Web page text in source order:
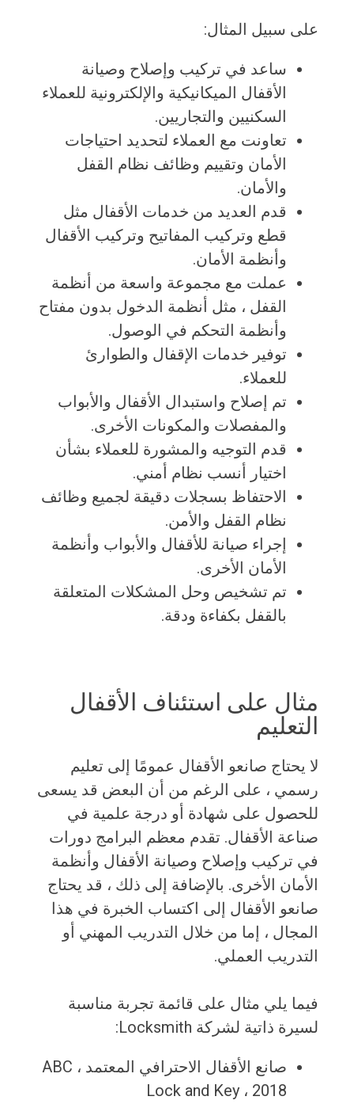
على سبيل المثال:
ساعد في تركيب وإصلاح وصيانة
الأقفال الميكانيكية والإلكترونية للعملاء
السكنيين والتجاريين.
تعاونت مع العملاء لتحديد احتياجات
الأمان وتقييم وظائف نظام القفل
والأمان.
قدم العديد من خدمات الأقفال مثل
قطع وتركيب المفاتيح وتركيب الأقفال
وأنظمة الأمان.
عملت مع مجموعة واسعة من أنظمة
القفل ، مثل أنظمة الدخول بدون مفتاح
وأنظمة التحكم في الوصول.
توفير خدمات الإقفال والطوارئ
للعملاء.
تم إصلاح واستبدال الأقفال والأبواب
والمفصلات والمكونات الأخرى.
قدم التوجيه والمشورة للعملاء بشأن
اختيار أنسب نظام أمني.
الاحتفاظ بسجلات دقيقة لجميع وظائف
نظام القفل والأمن.
إجراء صيانة للأقفال والأبواب وأنظمة
الأمان الأخرى.
تم تشخيص وحل المشكلات المتعلقة
بالقفل بكفاءة ودقة.
مثال على استئناف الأقفال
التعليم
لا يحتاج صانعو الأقفال عمومًا إلى تعليم
رسمي ، على الرغم من أن البعض قد يسعى
للحصول على شهادة أو درجة علمية في
صناعة الأقفال. تقدم معظم البرامج دورات
في تركيب وإصلاح وصيانة الأقفال وأنظمة
الأمان الأخرى. بالإضافة إلى ذلك ، قد يحتاج
صانعو الأقفال إلى اكتساب الخبرة في هذا
المجال ، إما من خلال التدريب المهني أو
التدريب العملي.
فيما يلي مثال على قائمة تجربة مناسبة
لسيرة ذاتية لشركة Locksmith:
صانع الأقفال الاحترافي المعتمد ، ABC
Lock and Key ، 2018